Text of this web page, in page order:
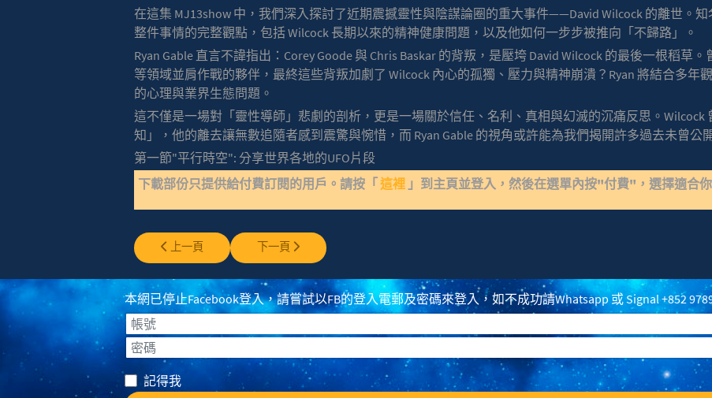
在這集 MJ13show 中，我們深入探討了近期震撼靈性與陰謀論圈的重大事件——David Wilcock 的離世。知
整件事情的完整觀點，包括 Wilcock 長期以來的精神健康問題，以及他如何一步步被推向「不歸路」。
Ryan Gable 直言不諱指出：Corey Goode 與 Chris Baskar 的背叛，是壓垮 David Wilcock 的最後一根稻草
等領域並肩作戰的夥伴，最終這些背叛加劇了 Wilcock 內心的孤獨、壓力與精神崩潰？Ryan 將結合多年
的心理與業界生態問題。
這不僅是一場對「靈性導師」悲劇的剖析，更是一場關於信任、名利、真相與幻滅的沉痛反思。Wilcock
知」，他的離去讓無數追隨者感到震驚與惋惜，而 Ryan Gable 的視角或許能為我們揭開許多過去未曾公
第一節"平行時空": 分享世界各地的UFO片段
下載部份只提供給付費訂閱的用戶。請按「這裡 」到主頁並登入，然後在選單內按"付費"，選擇適合
上一篇文章: EP1126 - 飛行魔鬼魚型UFO
上一頁 下一篇文章: EP1124 - 威斯康辛州飛碟與加拿大巨型飛蟲
下一頁
本網已停止Facebook登入，請嘗試以FB的登入電郵及密碼來登入，如不成功請Whatsapp 或 Signal +852
帳號
密碼
記得我